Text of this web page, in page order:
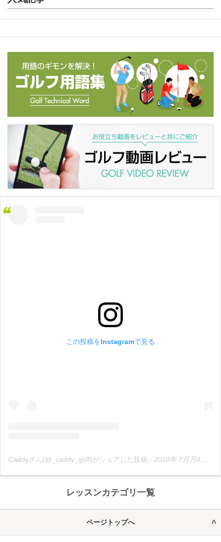
この投稿をInstagramで見る
Caddyさん(@_caddy_golf)がシェアした投稿 - 2019年 7月月8日午後6時37分PDT
レッスンカテゴリ一覧
ページトップへ